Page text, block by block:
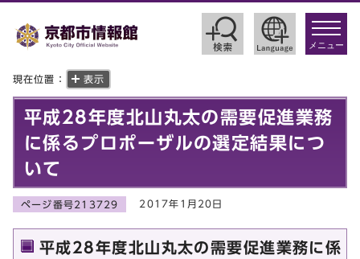
toggle
メニュー
現在位置： 表示
平成28年度北山丸太の需要促進業務
に係るプロポーザルの選定結果につ
いて
ページ番号213729 2017年1月20日
平成28年度北山丸太の需要促進業務に係